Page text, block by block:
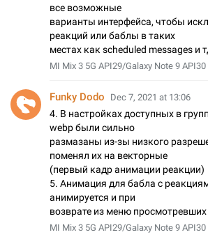
все возможные
варианты интерфейса, чтобы
реакций или баблы в таких
местах как scheduled messages и
MI Mix 3 5G API29/Galaxy Note 9 API30
Funky Dodo Dec 7, 2021 at 13:06
4. В настройках доступных в
webp были сильно
размазаны из-зы низкого
поменял их на векторные
(первый кадр анимации реакции)
5. Анимация для бабла с
анимируется и при
возврате из меню просмотревших
MI Mix 3 5G API29/Galaxy Note 9 API30